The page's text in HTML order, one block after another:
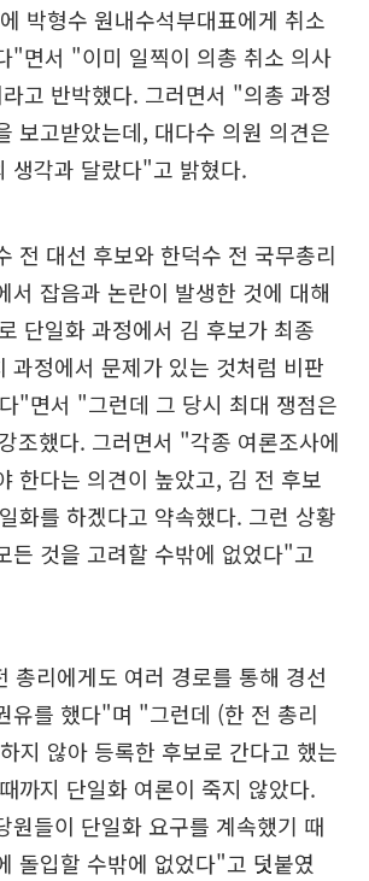
박형수 원내수석부대표에게 취소
"면서 "이미 일찍이 의총 취소 의사
고 반박했다. 그러면서 "의총 과정
보고받았는데, 대다수 의원 의견은
생각과 달랐다"고 밝혔다.
전 대선 후보와 한덕수 전 국무총리
서 잡음과 논란이 발생한 것에 대해
단일화 과정에서 김 후보가 최종
과정에서 문제가 있는 것처럼 비판
"면서 "그런데 그 당시 최대 쟁점은
조했다. 그러면서 "각종 여론조사에
한다는 의견이 높았고, 김 전 후보
화를 하겠다고 약속했다. 그런 상황
든 것을 고려할 수밖에 없었다"고
총리에게도 여러 경로를 통해 경선
유를 했다"며 "그런데 (한 전 총리
지 않아 등록한 후보로 간다고 했는
까지 단일화 여론이 죽지 않았다.
원들이 단일화 요구를 계속했기 때
돌입할 수밖에 없었다"고 덧붙였